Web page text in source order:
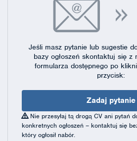
Jeśli masz pytanie lub sugestie
bazy ogłoszeń skontaktuj się z
formularza dostępnegopo
przycisk:
Zadaj pytanie
Nie przesyłaj tą drogą CV ani pytań
konkretnych ogłoszeń – kontaktuj się
który ogłosił nabór.